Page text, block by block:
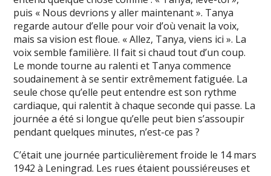
puis « Nous devrions y aller maintenant ». Tanya
regarde autour d’elle pour voir d’où venait la voix,
mais sa vision est floue. « Allez, Tanya, viens ici ». La
voix semble familière. Il fait si chaud tout d’un coup.
Le monde tourne au ralenti et Tanya commence
soudainement à se sentir extrêmement fatiguée. La
seule chose qu’elle peut entendre est son rythme
cardiaque, qui ralentit à chaque seconde qui passe. La
journée a été si longue qu’elle peut bien s’assoupir
pendant quelques minutes, n’est-ce pas ?
C’était une journée particulièrement froide le 14 mars
1942 à Leningrad. Les rues étaient poussiéreuses et